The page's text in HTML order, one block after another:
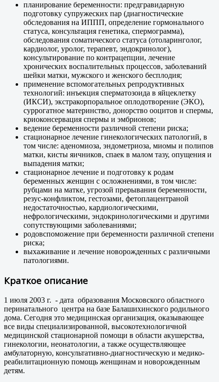
планирование беременности: предгравидарную
подготовку супружеских пар (диагностические
обследования на ИППП, определение гормонального
статуса, консультация генетика, спермограмма),
обследования соматического статуса (отоларинголог,
кардиолог, уролог, терапевт, эндокринолог),
консультирование по контрацепции, лечение
хронических воспалительных процессов, заболеваний
шейки матки, мужского и женского бесплодия;
применение вспомогательных репродуктивных
технологий: инъекция сперматозоида в яйцеклетку
(ИКСИ), экстракорпоральное оплодотворение (ЭКО),
суррогатное материнство, донорство ооцитов и спермы,
криоконсервация спермы и эмбрионов;
ведение беременности различной степени риска;
стационарное лечение гинекологических патологий, в
том числе: аденомиоза, эндометриоза, миомы и полипов
матки, кисты яичников, спаек в малом тазу, опущения и
выпадения матки;
стационарное лечение и подготовку к родам
беременных женщин с осложнениями, в том числе:
рубцами на матке, угрозой прерывания беременности,
резус-конфликтом, гестозами, фетоплацентраной
недостаточностью, кардиологическими,
нефрологическими, эндокринологическими и другими
сопутствующими заболеваниями;
родовспоможение при беременности различной степени
риска;
выхаживание и лечение новорожденных с различными
патологиями.
Краткое описание
1 июля 2003 г. - дата образования Московского областного
перинатального центра на базе Балашихинского родильного
дома. Сегодня это медицинская организация, оказывающее
все виды специализированной, высокотехнологичной
медицинской стационарной помощи в области акушерства,
гинекологии, неонатологии, а также осуществляющее
амбулаторную, консультативно-диагностическую и медико-
реабилитационную помощь женщинам и новорожденным
детям.